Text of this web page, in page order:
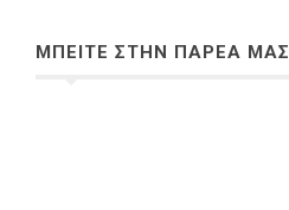
ΜΠΕΙΤΕ ΣΤΗΝ ΠΑΡΕΑ ΜΑΣ